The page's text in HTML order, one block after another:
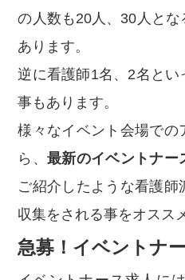
の人数も20人、30人と
あります。
逆に看護師1名、2名と
事もあります。
様々なイベント会場で
ら、最新のイベントナー
ご紹介したような看護師
収集をされる事をオスス
急募！イベントナ